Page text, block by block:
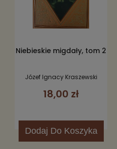
Niebieskie migdały, tom 2
Józef Ignacy Kraszewski
18,00 zł
Dodaj Do Koszyka